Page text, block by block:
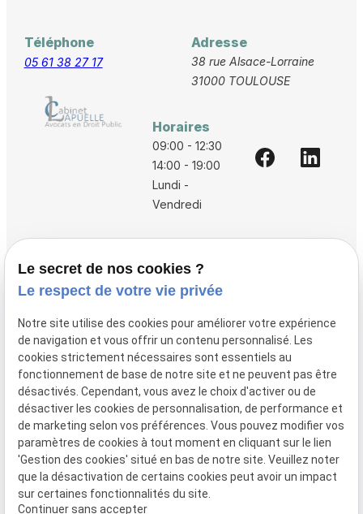
Téléphone
05 61 38 27 17
Adresse
38 rue Alsace-Lorraine
31000 TOULOUSE
Horaires
09:00 - 12:30
14:00 - 19:00
Lundi -
Vendredi
Vos avocats
Boutique
Domaines de compétences
Actualités
Contact
Mentions
légales
Politique de
confidentialité
Gestion
Plan du
site
Siret :80946148600015
Le secret de nos cookies ?
Le respect de votre vie privée
Notre site utilise des cookies pour améliorer votre expérience
de navigation et vous offrir un contenu personnalisé. Les
cookies strictement nécessaires sont essentiels au
fonctionnement de base de notre site et ne peuvent pas être
désactivés. Cependant, vous avez le choix d'activer ou de
désactiver les cookies de personnalisation, de performance et
de marketing selon vos préférences. Vous pouvez modifier vos
paramètres de cookies à tout moment en cliquant sur le lien
'Gestion des cookies' situé en bas de notre site. Veuillez noter
que la désactivation de certains cookies peut avoir un impact
sur certaines fonctionnalités du site.
Continuer sans accepter